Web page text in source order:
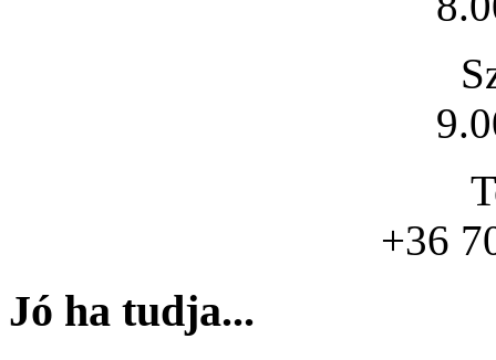
+36
Jó ha tudja...